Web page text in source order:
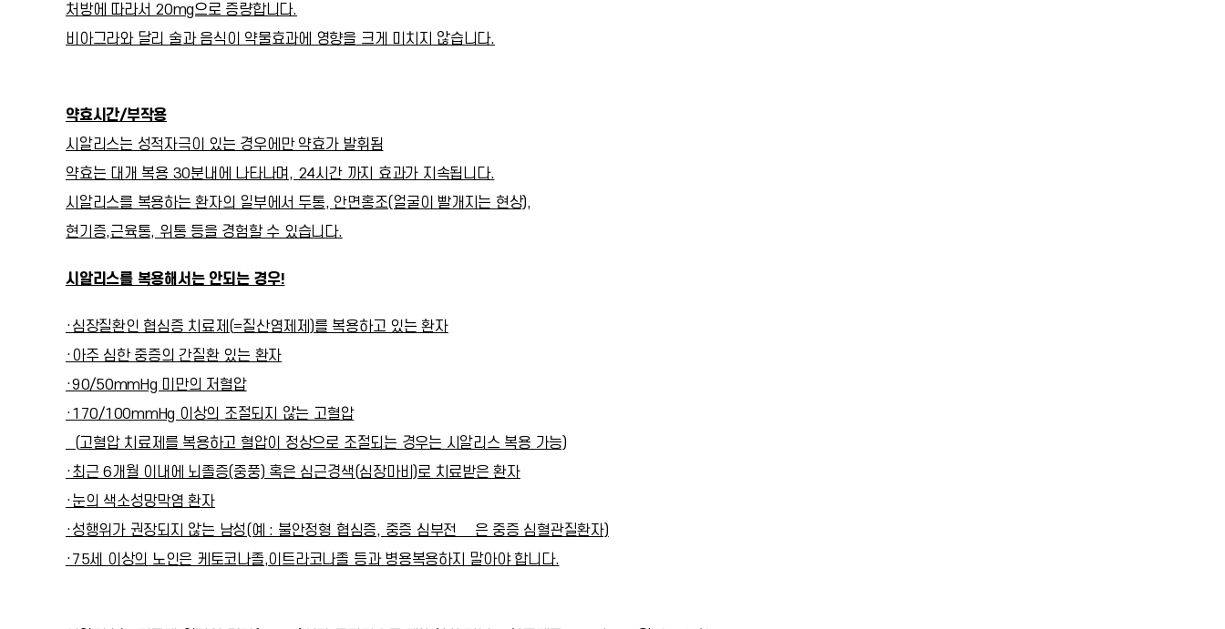
처방에 따라서 20mg으로 증량합니다.
비아그라와 달리 술과 음식이 약물효과에 영향을 크게 미치지 않습니다.
약효시간/부작용
시알리스는 성적자극이 있는 경우에만 약효가 발휘됨
약효는 대개 복용 30분내에 나타나며, 24시간 까지 효과가 지속됩니다.
시알리스를 복용하는 환자의 일부에서 두통, 안면홍조(얼굴이 빨개지는 현상),
현기증,근육통, 위통 등을 경험할 수 있습니다.
시알리스를 복용해서는 안되는 경우!
·심장질환인 협심증 치료제(=질산염제제)를 복용하고 있는 환자
·아주 심한 중증의 간질환 있는 환자
·90/50mmHg 미만의 저혈압
·170/100mmHg 이상의 조절되지 않는 고혈압
(고혈압 치료제를 복용하고 혈압이 정상으로 조절되는 경우는 시알리스 복용 가능)
·최근 6개월 이내에 뇌졸증(중풍) 혹은 심근경색(심장마비)로 치료받은 환자
·눈의 색소성망막염 환자
·성행위가 권장되지 않는 남성(예 : 불안정형 협심증, 중증 심부전 닽은 중증 심혈관질환자)
·75세 이상의 노인은 케토코나졸,이트라코나졸 등과 병용복용하지 말아야 합니다.